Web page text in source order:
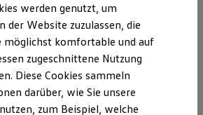
& Garantien
für Nutzfahrzeuge
werden genutzt, um
der Website zuzulassen, die
möglichst komfortable und auf
zugeschnittene Nutzung
Diese Cookies sammeln
darüber, wie Sie unsere
zum Beispiel, welche